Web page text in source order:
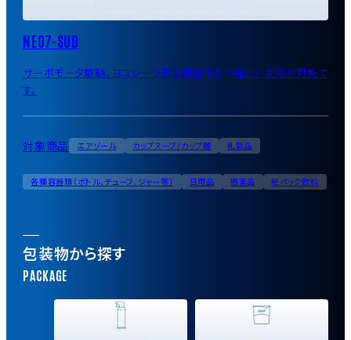
NEO7-SUD
サーボモータ駆動、ヨコシーラ高さ調整付きで幅広い兼用が可能で
す。
対象商品 エアゾール カップスープ/カップ麺 乳製品
各種容器類（ボトル、チューブ、ジャー等） 日用品 瓶薬品 紙パック飲料
包装物から探す